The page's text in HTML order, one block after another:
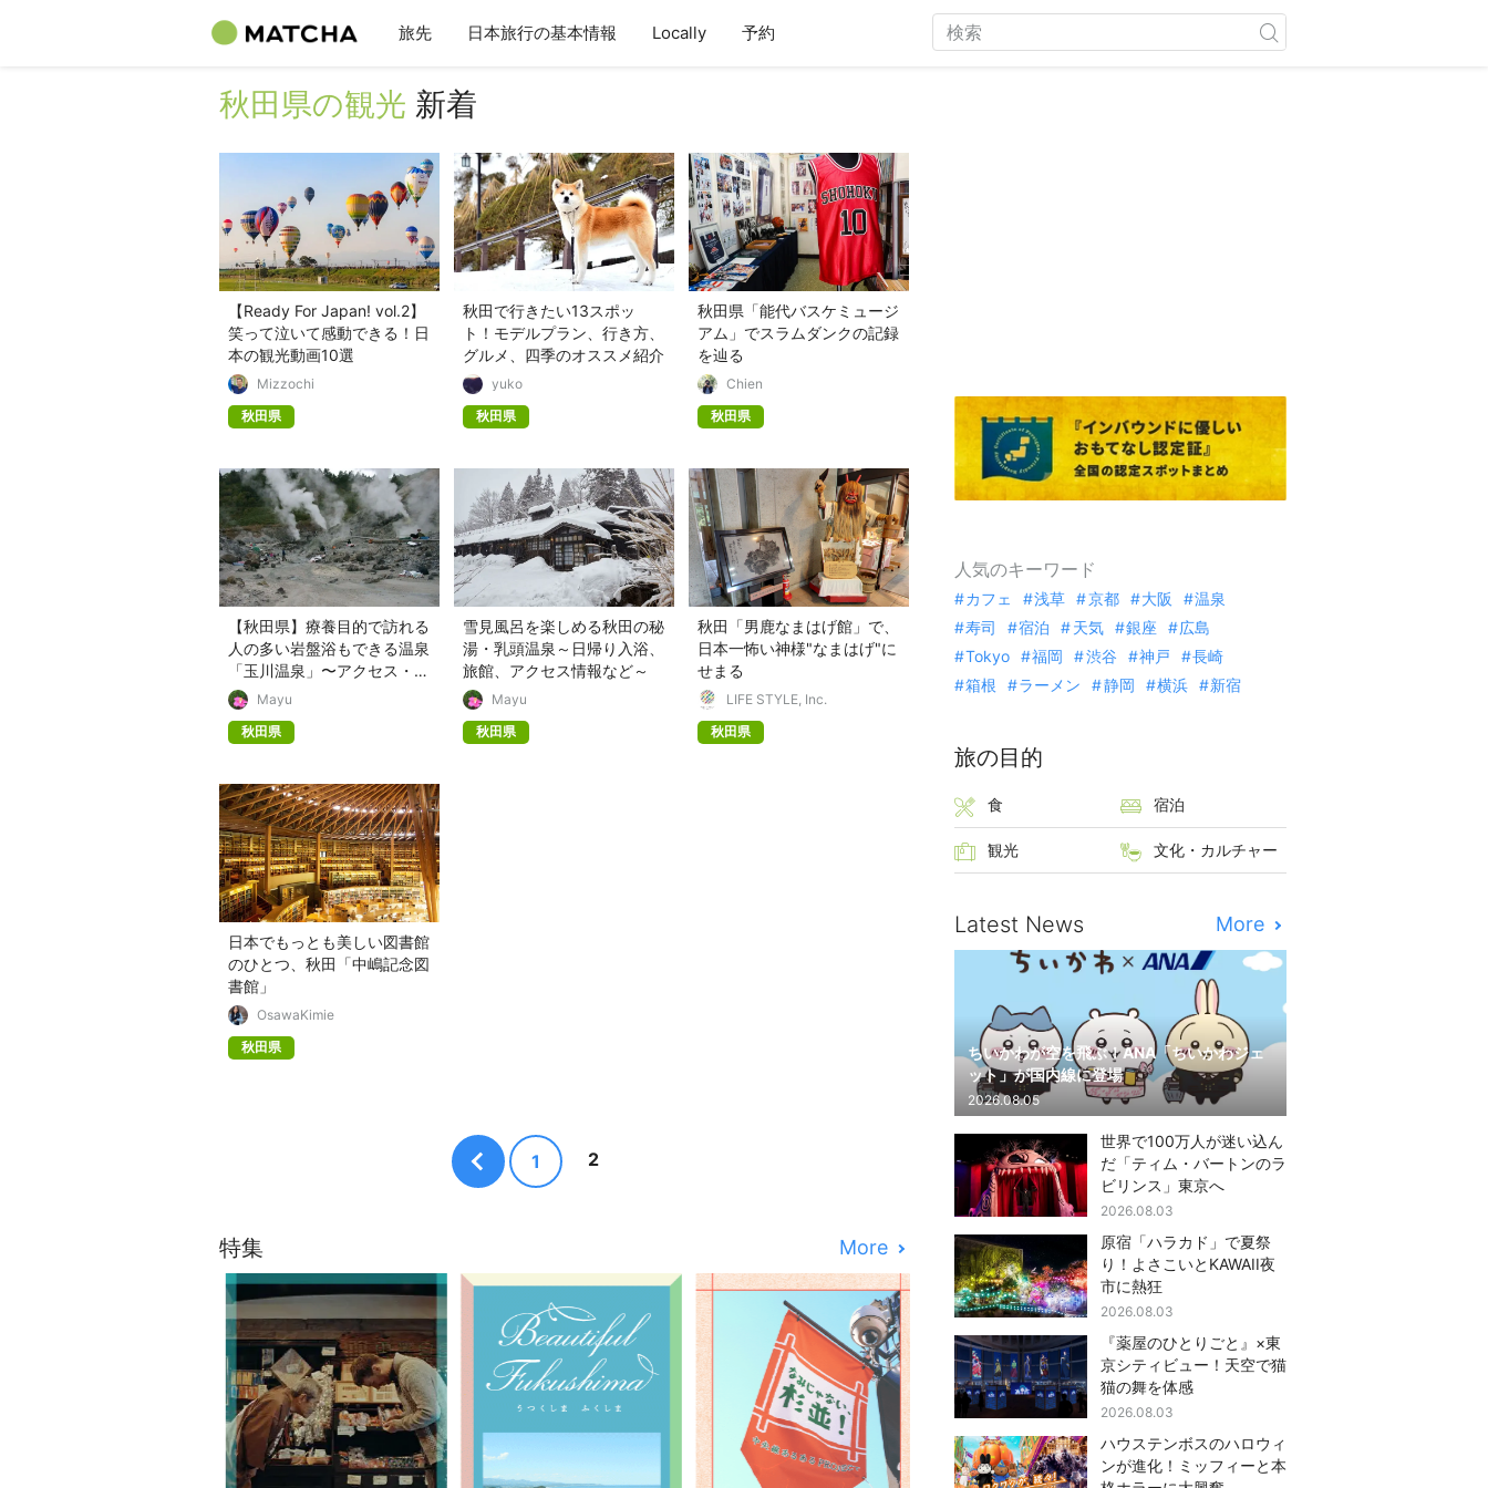
旅先 日本旅行の基本情報 Locally 予約
秋田県の観光 新着
【Ready For Japan! vol.2】
笑って泣いて感動できる！日
本の観光動画10選
Mizzochi
秋田県
秋田で行きたい13スポッ
ト！モデルプラン、行き方、
グルメ、四季のオススメ紹介
yuko
秋田県
秋田県「能代バスケミュージ
アム」でスラムダンクの記録
を辿る
Chien
秋田県
【秋田県】療養目的で訪れる
人の多い岩盤浴もできる温泉
「玉川温泉」〜アクセス・宿
泊施設など〜
Mayu
秋田県
雪見風呂を楽しめる秋田の秘
湯・乳頭温泉～日帰り入浴、
旅館、アクセス情報など～
Mayu
秋田県
秋田「男鹿なまはげ館」で、
日本一怖い神様"なまはげ"に
せまる
LIFE STYLE, Inc.
秋田県
日本でもっとも美しい図書館
のひとつ、秋田「中嶋記念図
書館」
OsawaKimie
秋田県
1 2
特集 More
人気のキーワード
カフェ 浅草 京都 大阪
温泉
寿司
宿泊 天気 銀座
広島
Tokyo
福岡 渋谷 神戸
長崎
箱根
ラーメン 静岡 横浜 新宿
旅の目的
食 宿泊
観光 文化・カルチャー
Latest News More
ちいかわが空を飛ぶ！ANA「ちいかわジェ
ット」が国内線に登場
2026.08.05
世界で100万人が迷い込ん
だ「ティム・バートンのラ
ビリンス」東京へ
2026.08.03
原宿「ハラカド」で夏祭
り！よさこいとKAWAII夜
市に熱狂
2026.08.03
『薬屋のひとりごと』×東
京シティビュー！天空で猫
猫の舞を体感
2026.08.03
ハウステンボスのハロウィ
ンが進化！ミッフィーと本